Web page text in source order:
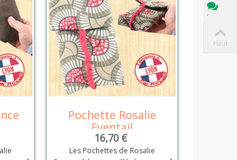
Détails
Pochette Rosalie
Eventail
16,70 €
Les Pochettes de Rosalie
Tchat
Haut